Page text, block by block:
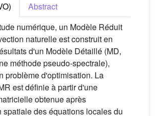
Abstract
numérique, un Modèle Réduit
naturelle est construit en
d'un Modèle Détaillé (MD,
méthode pseudo-spectrale),
problème d'optimisation. La
est définie à partir d'une
obtenue après
spatiale des équations locales du